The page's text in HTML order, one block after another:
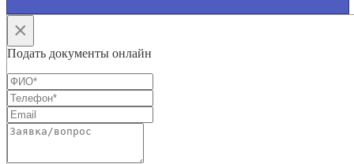
×
Подать документы онлайн